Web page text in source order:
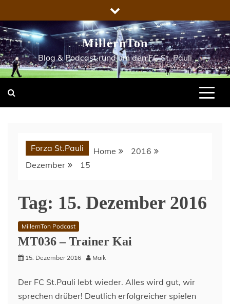
to
content
MillernTon
Blog & Podcast rund um den FC St. Pauli
Forza St.Pauli Home
2016
Dezember
15
Tag: 15. Dezember 2016
MillernTon Podcast
MT036 – Trainer Kai
15. Dezember 2016 Maik
Der FC St.Pauli lebt wieder. Alles wird gut, wir
sprechen drüber! Deutlich erfolgreicher spielen